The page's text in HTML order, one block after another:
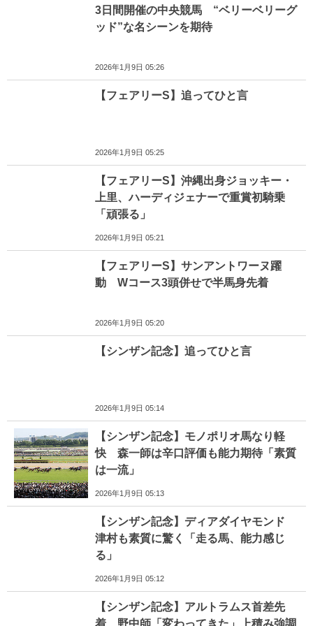
3日間開催の中央競馬 “ベリーベリーグ
ッド”な名シーンを期待
2026年1月9日 05:26
【フェアリーS】追ってひと言
2026年1月9日 05:25
【フェアリーS】沖縄出身ジョッキー・
上里、ハーディジェナーで重賞初騎乗
「頑張る」
2026年1月9日 05:21
【フェアリーS】サンアントワーヌ躍
動 Wコース3頭併せで半馬身先着
2026年1月9日 05:20
【シンザン記念】追ってひと言
2026年1月9日 05:14
【シンザン記念】モノポリオ馬なり軽
快 森一師は辛口評価も能力期待「素質
は一流」
2026年1月9日 05:13
【シンザン記念】ディアダイヤモンド
津村も素質に驚く「走る馬、能力感じ
る」
2026年1月9日 05:12
【シンザン記念】アルトラムス首差先
着 野中師「変わってきた」上積み強調